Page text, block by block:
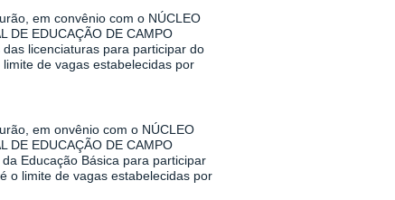
em convênio com o NÚCLEO
DE EDUCAÇÃO DE CAMPO
licenciaturas para participar do
de vagas estabelecidas por
em onvênio com o NÚCLEO
DE EDUCAÇÃO DE CAMPO
Educação Básica para participar
o limite de vagas estabelecidas por